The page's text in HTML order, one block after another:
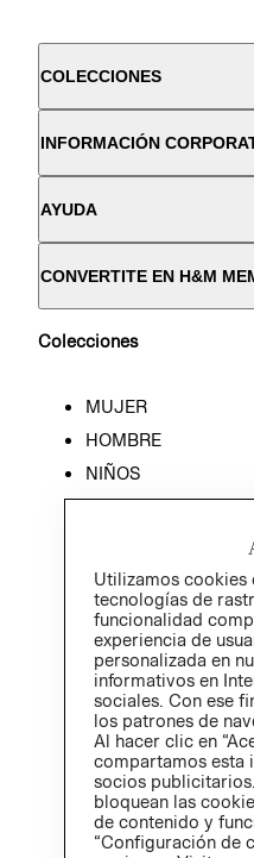
COLECCIONES
INFORMACIÓN
AYUDA
CONVERTITE EN H&M
Colecciones
MUJER
HOMBRE
NIÑOS
HOME
Utilizamos cookies
tecnologías de
funcionalidad
experiencia de
personalizada en
informativos en
sociales. Con ese
los patrones de
Al hacer clic en
compartamos esta
socios
bloquean las
de contenido y
“Configuración de